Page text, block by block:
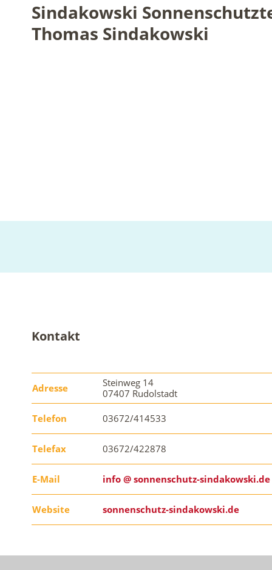
Sindakowski
Thomas Sindakowski
Kontakt
Adresse
Steinweg 14
07407 Rudolstadt
Telefon 03672/414533
Telefax 03672/422878
E-Mail info @ sonnenschutz-sindakowski.de
Website sonnenschutz-sindakowski.de